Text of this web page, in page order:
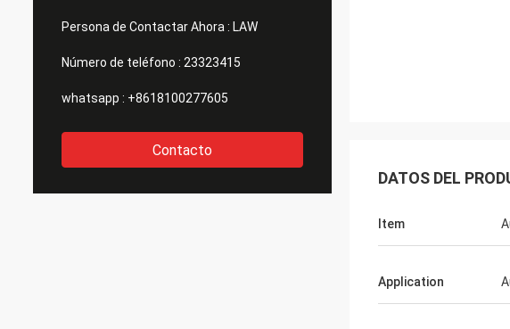
Persona de Contactar Ahora : LAW
Número de teléfono : 23323415
whatsapp : +8618100277605
Contacto
DATOS DEL
Item
Application